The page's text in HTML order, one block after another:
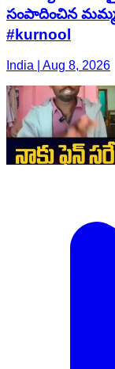
సంపాదించిన
#kurnool
India | Aug 8, 2026